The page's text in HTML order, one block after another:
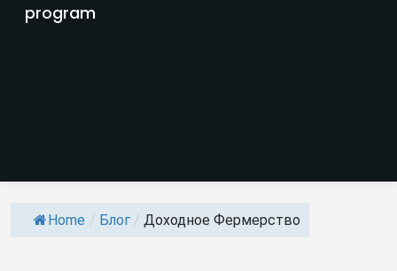
program
Home / Блог / Доходное Фермерство